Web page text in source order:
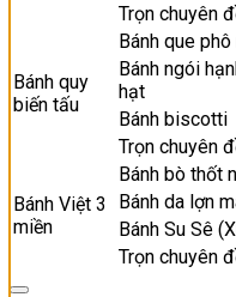
Trọn chuyên
Bánh quy
biến tấu
Bánh que
Bánh ngói
hạt
Bánh biscotti
Trọn chuyên
Bánh Việt 3
miền
Bánh bò thốt
Bánh da lợn
Bánh Su Sê
Trọn chuyên